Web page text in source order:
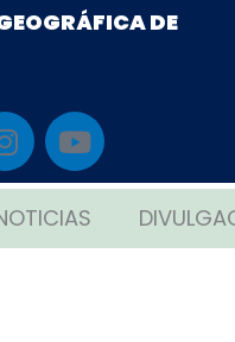
DE
I
n
s
t
a
Y
o
u
t
u